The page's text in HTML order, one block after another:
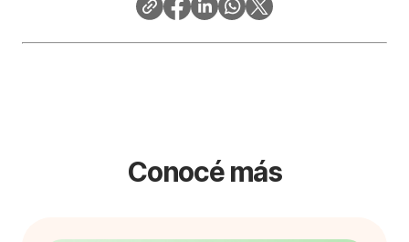
Conocé más